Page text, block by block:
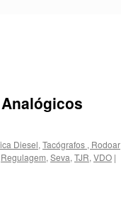
Diesel, Tacógrafos , Rodoar
Regulagem, Seva, TJR, VDO |